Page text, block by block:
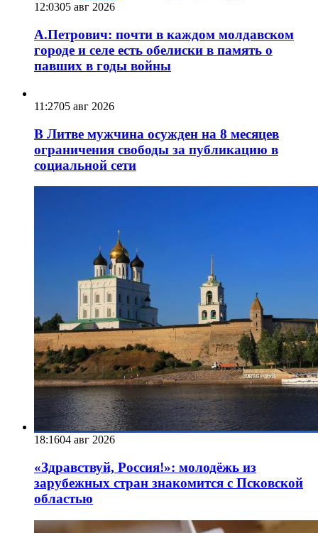
12:0305 авг 2026
А.Петрович: почти в каждом молдавском
городе и селе есть обелиски в память о
павших в годы войны
11:2705 авг 2026
В Литве мужчина осужден на 8 месяцев
ограничения свободы за публикацию в
социальной сети
18:1604 авг 2026
«Здравствуй, Россия!»: молодёжь из
зарубежных стран знакомится с Псковской
областью